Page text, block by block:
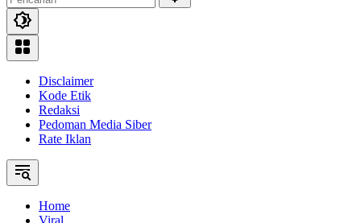
Disclaimer
Kode Etik
Redaksi
Pedoman Media Siber
Rate Iklan
Home
Viral